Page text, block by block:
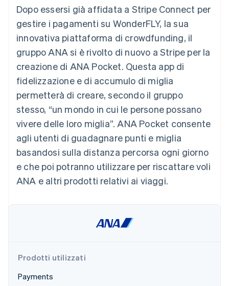
Financial
Connections
Conti finanziari
Product roadmap
Scopri cosa ti aspetta
Radar
Prevenzione delle frodi
Atlas
Costituzione di start-up
Rimozione del carbonio
Identity
Stripe Sessions 2026
Scopri come Stripe sta costruendo l'infrastruttura
Guarda ora
intrattenimento
Organizzazioni non
profit
Servizi professionali
Pubblica
amministrazione
Commercio al dettaglio
Ecosistema
Partner
Stripe App Marketplace
Integrazioni app
Esempi di codice
Blog per sviluppatori
Stato dell'API
Dopo essersi già affidata a Stripe Connect per
gestire i pagamenti su WonderFLY, la sua
innovativa piattaforma di crowdfunding, il
gruppo ANA si è rivolto di nuovo a Stripe per la
creazione di ANA Pocket. Questa app di
fidelizzazione e di accumulo di miglia
permetterà di creare, secondo il gruppo
stesso, “un mondo in cui le persone possano
vivere delle loro miglia”. ANA Pocket consente
agli utenti di guadagnare punti e miglia
basandosi sulla distanza percorsa ogni giorno
e che poi potranno utilizzare per riscattare voli
ANA e altri prodotti relativi ai viaggi.
Prodotti utilizzati
Payments